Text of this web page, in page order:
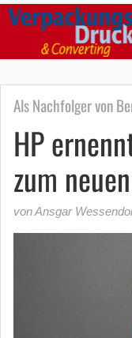
Als Nachfolger von
HP
zum
von Ansgar